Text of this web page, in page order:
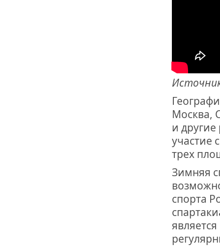
Москва,
и
участие
трех
Зимняя
спорта